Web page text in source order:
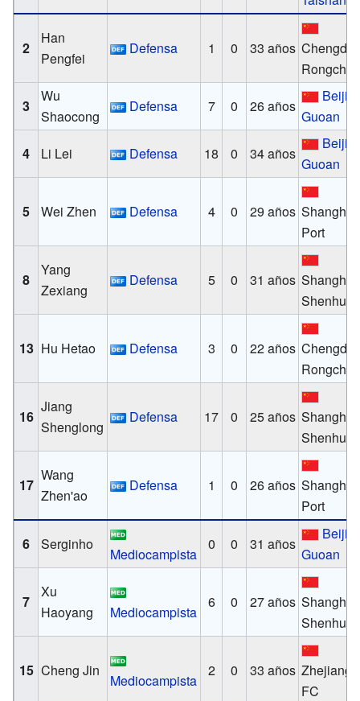
2
Han
Pengfei
Defensa 1 0 33 años Chengdu
3
Wu
Shaocong
Defensa 7 0 26 años
Guoan
4
Li Lei Defensa 18 0 34 años
Guoan
5 Wei Zhen Defensa 4 0 29 años Shanghai
Port
8
Yang
Zexiang
Defensa 5 0 31 años Shanghái
Shenhua
13 Hu Hetao Defensa 3 0 22 años Chengdu
16
Jiang
Shenglong
Defensa 17 0 25 años Shanghái
Shenhua
17
Wang
Zhen'ao
Defensa 1 0 26 años Shanghai
Port
6 Serginho
Mediocampista
0 0 31 años
Guoan
7
Xu
Haoyang
Mediocampista
6 0 27 años Shanghái
Shenhua
15 Cheng Jin
Mediocampista
2 0 33 años Zhejiang
FC